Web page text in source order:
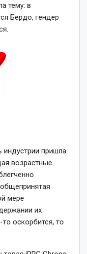
тему: в
Бердо, гендер
индустрии пришла
возрастные
мере
их
оскорбится, то